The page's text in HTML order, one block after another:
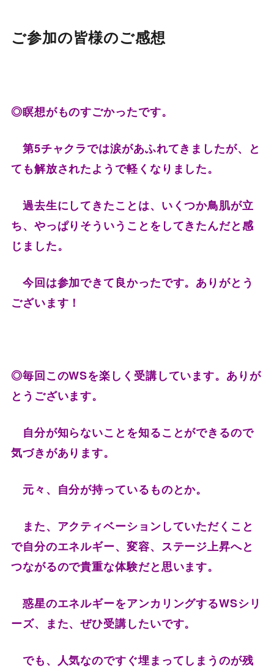
ご参加の皆様のご感想
◎瞑想がものすごかったです。
第5チャクラでは涙があふれてきましたが、と
ても解放されたようで軽くなりました。
過去生にしてきたことは、いくつか鳥肌が立
ち、やっぱりそういうことをしてきたんだと感
じました。
今回は参加できて良かったです。ありがとう
ございます！
◎毎回このWSを楽しく受講しています。ありが
とうございます。
自分が知らないことを知ることができるので
気づきがあります。
元々、自分が持っているものとか。
また、アクティベーションしていただくこと
で自分のエネルギー、変容、ステージ上昇へと
つながるので貴重な体験だと思います。
惑星のエネルギーをアンカリングするWSシリ
ーズ、また、ぜひ受講したいです。
でも、人気なのですぐ埋まってしまうのが残